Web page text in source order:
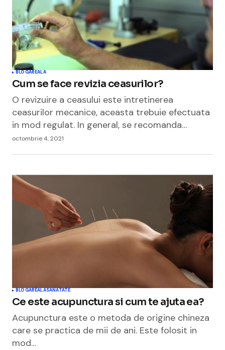
BLOGAREALA
Cum se face revizia ceasurilor?
O revizuire a ceasului este intretinerea
ceasurilor mecanice, aceasta trebuie efectuata
in mod regulat. In general, se recomanda…
octombrie 4, 2021
BLOGAREALASANATATE
Ce este acupunctura si cum te ajuta ea?
Acupunctura este o metoda de origine chineza
care se practica de mii de ani. Este folosit in
mod…